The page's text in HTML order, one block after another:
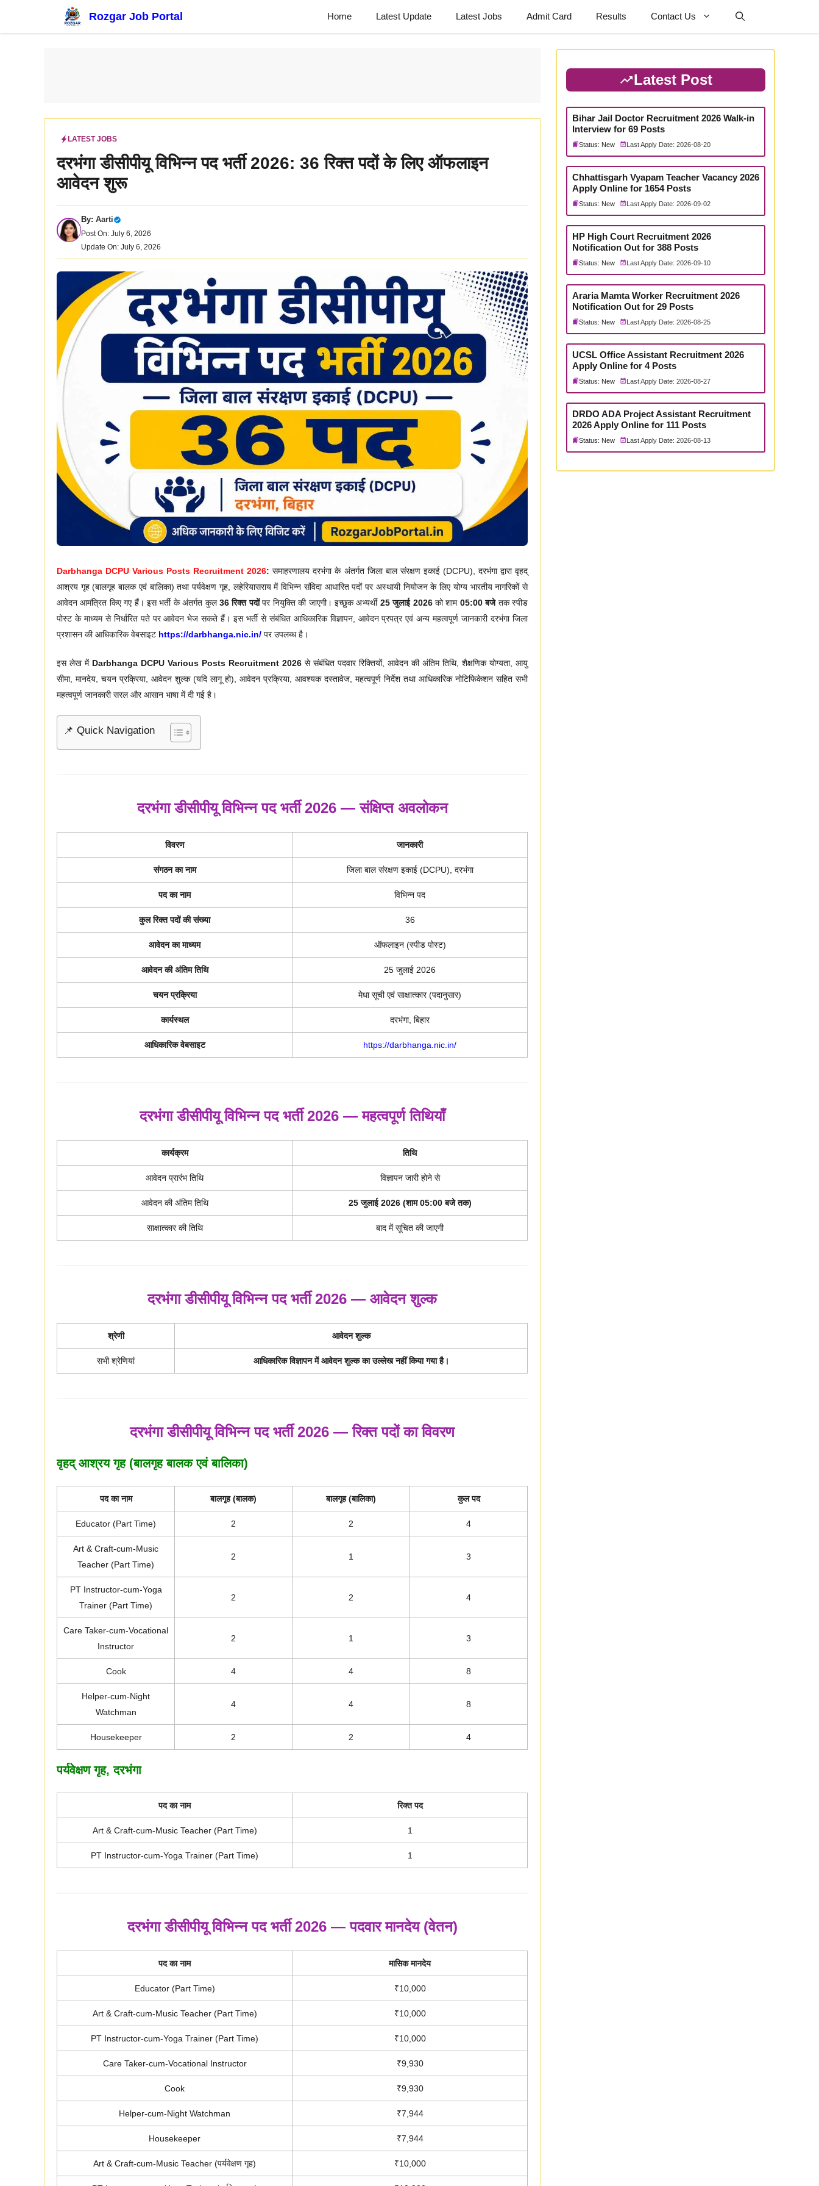
Rozgar Job Portal Home Latest Update Latest Jobs Admit Card Results Contact Us
LATEST JOBS
दरभंगा डीसीपीयू विभिन्न पद भर्ती 2026: 36 रिक्त पदों के लिए ऑफलाइन
आवेदन शुरू
By: Aarti
Post On: July 6, 2026
Update On: July 6, 2026
Darbhanga DCPU Various Posts Recruitment 2026: समाहरणालय दरभंगा के अंतर्गत जिला बाल संरक्षण इकाई (DCPU), दरभंगा द्वारा वृहद्
आश्रय गृह (बालगृह बालक एवं बालिका) तथा पर्यवेक्षण गृह, लहेरियासराय में विभिन्न संविदा आधारित पदों पर अस्थायी नियोजन के लिए योग्य भारतीय नागरिकों से
आवेदन आमंत्रित किए गए हैं। इस भर्ती के अंतर्गत कुल36 रिक्त पदोंपर नियुक्ति की जाएगी। इच्छुक अभ्यर्थी 25 जुलाई 2026को शाम 05:00 बजेतक स्पीड
पोस्ट के माध्यम से निर्धारित पते पर आवेदन भेज सकते हैं। इस भर्ती से संबंधित आधिकारिक विज्ञापन, आवेदन प्रपत्र एवं अन्य महत्वपूर्ण जानकारी दरभंगा जिला
प्रशासन की आधिकारिक वेबसाइट https://darbhanga.nic.in/ पर उपलब्ध है।
इस लेख में Darbhanga DCPU Various Posts Recruitment 2026 से संबंधित पदवार रिक्तियों, आवेदन की अंतिम तिथि, शैक्षणिक योग्यता, आयु
सीमा, मानदेय, चयन प्रक्रिया, आवेदन शुल्क (यदि लागू हो), आवेदन प्रक्रिया, आवश्यक दस्तावेज, महत्वपूर्ण निर्देश तथा आधिकारिक नोटिफिकेशन सहित सभी
महत्वपूर्ण जानकारी सरल और आसान भाषा में दी गई है।
📌 Quick Navigation
दरभंगा डीसीपीयू विभिन्न पद भर्ती 2026 — संक्षिप्त अवलोकन
विवरण जानकारी
संगठन का नाम जिला बाल संरक्षण इकाई (DCPU), दरभंगा
पद का नाम विभिन्न पद
कुल रिक्त पदों की संख्या 36
आवेदन का माध्यम ऑफलाइन (स्पीड पोस्ट)
आवेदन की अंतिम तिथि 25 जुलाई 2026
चयन प्रक्रिया मेधा सूची एवं साक्षात्कार (पदानुसार)
कार्यस्थल दरभंगा, बिहार
आधिकारिक वेबसाइट https://darbhanga.nic.in/
दरभंगा डीसीपीयू विभिन्न पद भर्ती 2026 — महत्वपूर्ण तिथियाँ
कार्यक्रम तिथि
आवेदन प्रारंभ तिथि विज्ञापन जारी होने से
आवेदन की अंतिम तिथि 25 जुलाई 2026 (शाम 05:00 बजे तक)
साक्षात्कार की तिथि बाद में सूचित की जाएगी
दरभंगा डीसीपीयू विभिन्न पद भर्ती 2026 — आवेदन शुल्क
श्रेणी आवेदन शुल्क
सभी श्रेणियां आधिकारिक विज्ञापन में आवेदन शुल्क का उल्लेख नहीं किया गया है।
दरभंगा डीसीपीयू विभिन्न पद भर्ती 2026 — रिक्त पदों का विवरण
वृहद् आश्रय गृह (बालगृह बालक एवं बालिका)
पद का नाम बालगृह (बालक) बालगृह (बालिका) कुल पद
Educator (Part Time) 2 2 4
Art & Craft-cum-Music
Teacher (Part Time)
2 1 3
PT Instructor-cum-Yoga
Trainer (Part Time)
2 2 4
Care Taker-cum-Vocational
Instructor
2 1 3
Cook 4 4 8
Helper-cum-Night
Watchman
4 4 8
Housekeeper 2 2 4
पर्यवेक्षण गृह, दरभंगा
पद का नाम रिक्त पद
Art & Craft-cum-Music Teacher (Part Time) 1
PT Instructor-cum-Yoga Trainer (Part Time) 1
दरभंगा डीसीपीयू विभिन्न पद भर्ती 2026 — पदवार मानदेय (वेतन)
पद का नाम मासिक मानदेय
Educator (Part Time) ₹10,000
Art & Craft-cum-Music Teacher (Part Time) ₹10,000
PT Instructor-cum-Yoga Trainer (Part Time) ₹10,000
Care Taker-cum-Vocational Instructor ₹9,930
Cook ₹9,930
Helper-cum-Night Watchman ₹7,944
Housekeeper ₹7,944
Art & Craft-cum-Music Teacher (पर्यवेक्षण गृह) ₹10,000
Latest Post
Bihar Jail Doctor Recruitment 2026 Walk-in
Interview for 69 Posts
Status: New Last Apply Date: 2026-08-20
Chhattisgarh Vyapam Teacher Vacancy 2026
Apply Online for 1654 Posts
Status: New Last Apply Date: 2026-09-02
HP High Court Recruitment 2026
Notification Out for 388 Posts
Status: New Last Apply Date: 2026-09-10
Araria Mamta Worker Recruitment 2026
Notification Out for 29 Posts
Status: New Last Apply Date: 2026-08-25
UCSL Office Assistant Recruitment 2026
Apply Online for 4 Posts
Status: New Last Apply Date: 2026-08-27
DRDO ADA Project Assistant Recruitment
2026 Apply Online for 111 Posts
Status: New Last Apply Date: 2026-08-13